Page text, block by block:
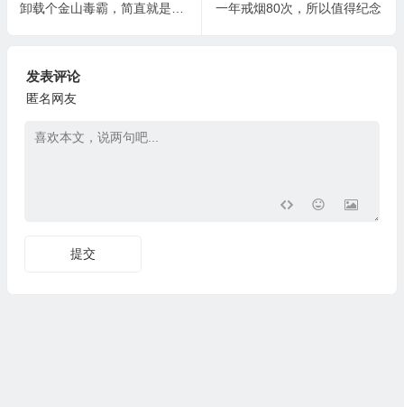
卸载个金山毒霸，简直就是斗智斗勇
一年戒烟80次，所以值得纪念
发表评论
匿名网友
提交